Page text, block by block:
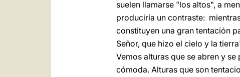
suelen llamarse "los altos", a
produciría un contraste:
constituyen una gran tentación
Señor, que hizo el cielo y la
Vemos alturas que se abren y
cómoda. Alturas que son